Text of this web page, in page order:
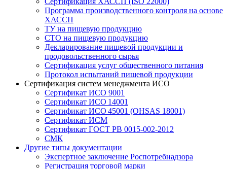
Программа производственного контроля на основе
ХАССП
ТУ на пищевую продукцию
СТО на пищевую продукцию
Декларирование пищевой продукции и
продовольственного сырья
Сертификация услуг общественного питания
Протокол испытаний пищевой продукции
Сертификация систем менеджмента ИСО
Сертификат ИСО 9001
Сертификат ИСО 14001
Сертификат ИСО 45001 (OHSAS 18001)
Сертификат ИСМ
Сертификат ГОСТ РВ 0015-002-2012
СМК
Другие типы документации
Экспертное заключение Роспотребнадзора
Регистрация торговой марки